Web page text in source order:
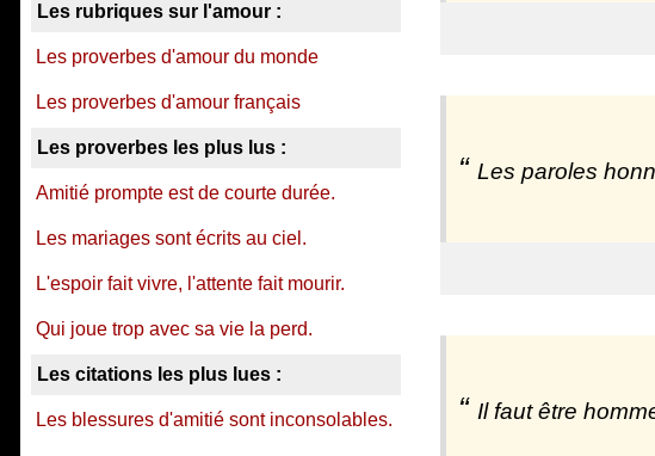
Les paroles
Il faut être
Les rubriques sur l'amour :
Les proverbes d'amour du monde
Les proverbes d'amour français
Les proverbes les plus lus :
Amitié prompte est de courte durée.
Les mariages sont écrits au ciel.
L'espoir fait vivre, l'attente fait mourir.
Qui joue trop avec sa vie la perd.
Les citations les plus lues :
Les blessures d'amitié sont inconsolables.